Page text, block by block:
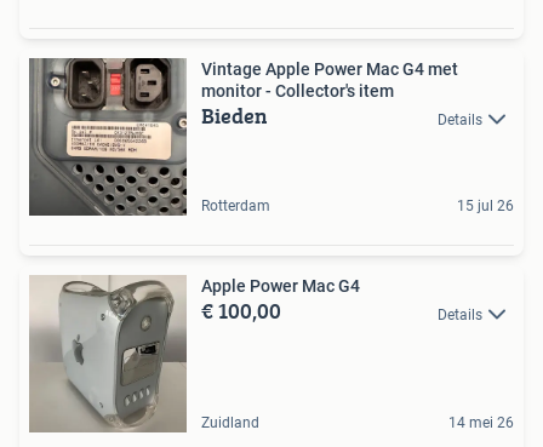
Vintage Apple Power Mac G4 met
monitor - Collector's item
Bieden Details
Rotterdam 15 jul 26
Apple Power Mac G4
€ 100,00 Details
Zuidland 14 mei 26